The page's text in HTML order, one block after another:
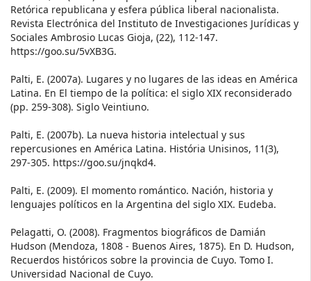
Retórica republicana y esfera pública liberal nacionalista.
Revista Electrónica del Instituto de Investigaciones Jurídicas y
Sociales Ambrosio Lucas Gioja, (22), 112-147.
https://goo.su/5vXB3G.
Palti, E. (2007a). Lugares y no lugares de las ideas en América
Latina. En El tiempo de la política: el siglo XIX reconsiderado
(pp. 259-308). Siglo Veintiuno.
Palti, E. (2007b). La nueva historia intelectual y sus
repercusiones en América Latina. História Unisinos, 11(3),
297-305. https://goo.su/jnqkd4.
Palti, E. (2009). El momento romántico. Nación, historia y
lenguajes políticos en la Argentina del siglo XIX. Eudeba.
Pelagatti, O. (2008). Fragmentos biográficos de Damián
Hudson (Mendoza, 1808 - Buenos Aires, 1875). En D. Hudson,
Recuerdos históricos sobre la provincia de Cuyo. Tomo I.
Universidad Nacional de Cuyo.